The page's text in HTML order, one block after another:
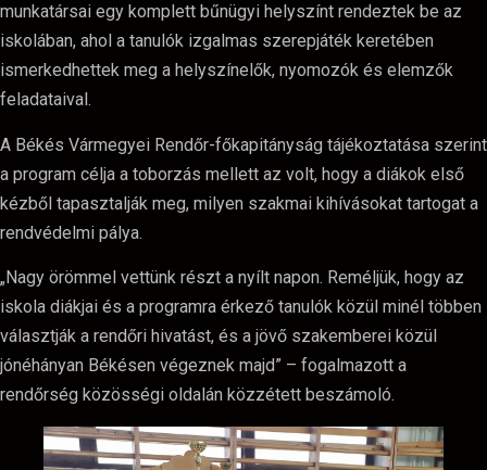
munkatársai egy komplett bűnügyi helyszínt rendeztek be az
iskolában, ahol a tanulók izgalmas szerepjáték keretében
ismerkedhettek meg a helyszínelők, nyomozók és elemzők
feladataival.
A Békés Vármegyei Rendőr-főkapitányság tájékoztatása szerint
a program célja a toborzás mellett az volt, hogy a diákok első
kézből tapasztalják meg, milyen szakmai kihívásokat tartogat a
rendvédelmi pálya.
„Nagy örömmel vettünk részt a nyílt napon. Reméljük, hogy az
iskola diákjai és a programra érkező tanulók közül minél többen
választják a rendőri hivatást, és a jövő szakemberei közül
jónéhányan Békésen végeznek majd” – fogalmazott a
rendőrség közösségi oldalán közzétett beszámoló.